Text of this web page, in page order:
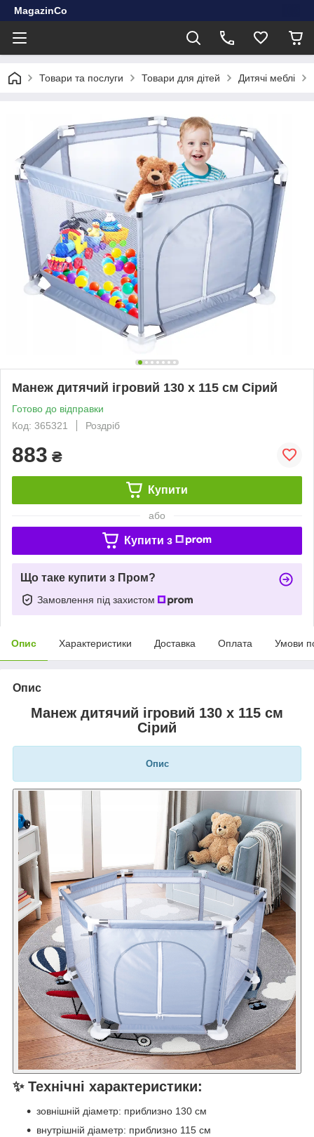
MagazinCo
Товари та послуги Товари для дітей Дитячі меблі
Манеж дитячий ігровий 130 х 115 см Сірий
Готово до відправки
Код: 365321
Роздріб
883 ₴
Купити
або
Купити з
Що таке купити з Пром?
Замовлення під захистом
Опис Характеристики Доставка Оплата Умови
Опис
Манеж дитячий ігровий 130 х 115 см
Сірий
Опис
✨ Технічні характеристики:
зовнішній діаметр: приблизно 130 см
внутрішній діаметр: приблизно 115 см